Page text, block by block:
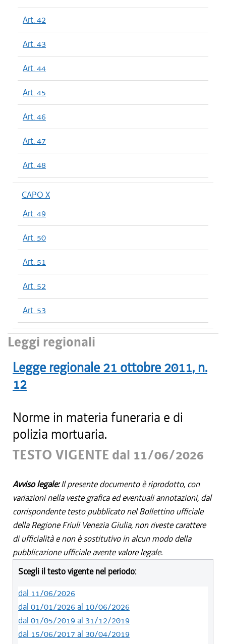
Art. 42
Art. 43
Art. 44
Art. 45
Art. 46
Art. 47
Art. 48
CAPO X
Art. 49
Art. 50
Art. 51
Art. 52
Art. 53
Leggi regionali
Legge regionale 21 ottobre 2011, n.
12
Norme in materia funeraria e di
polizia mortuaria.
TESTO VIGENTE dal 11/06/2026
Avviso legale:Il presente documento è riprodotto, con
variazioni nella veste grafica ed eventuali annotazioni, dal
corrispondente testo pubblicato nel Bollettino ufficiale
della Regione Friuli Venezia Giulia, non riveste carattere
di ufficialità e non è sostitutivo in alcun modo della
pubblicazione ufficiale avente valore legale.
Scegli il testo vigente nel periodo:
dal 11/06/2026
dal 01/01/2026 al 10/06/2026
dal 01/05/2019 al 31/12/2019
dal 15/06/2017 al 30/04/2019